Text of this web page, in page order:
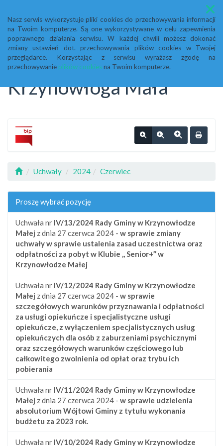
Nasz serwis wykorzystuje pliki cookies do przechowywania informacji
na Twoim komputerze. Są one wykorzystywane w celu zapewnienia
poprawnego działania serwisu. W każdej chwili możesz dokonać
zmiany ustawień dot. przechowywania plików cookies w Twojej
przeglądarce. Korzystając z serwisu wyrażasz zgodę na
przechowywanie plików cookiesna Twoim komputerze.
Menu
Biuletyn Informacji
Publicznej Urząd Gminy
Krzynowłoga Mała
Uchwały 2024 Czerwiec
Proszę wybrać pozycję
Uchwała nr IV/13/2024 Rady Gminy w Krzynowłodze
Małej z dnia 27 czerwca 2024 - w sprawie zmiany
uchwały w sprawie ustalenia zasad uczestnictwa oraz
odpłatności za pobyt w Klubie ,, Senior+’’ w
Krzynowłodze Małej
Uchwała nr IV/12/2024 Rady Gminy w Krzynowłodze
Małej z dnia 27 czerwca 2024 - w sprawie
szczegółowych warunków przyznawania i odpłatności
za usługi opiekuńcze i specjalistyczne usługi
opiekuńcze, z wyłączeniem specjalistycznych usług
opiekuńczych dla osób z zaburzeniami psychicznymi
oraz szczegółowych warunków częściowego lub
całkowitego zwolnienia od opłat oraz trybu ich
pobierania
Uchwała nr IV/11/2024 Rady Gminy w Krzynowłodze
Małej z dnia 27 czerwca 2024 - w sprawie udzielenia
absolutorium Wójtowi Gminy z tytułu wykonania
budżetu za 2023 rok.
Uchwała nr IV/10/2024 Rady Gminy w Krzynowłodze